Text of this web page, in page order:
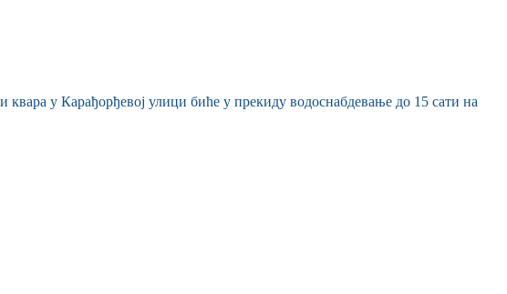
у Карађорђевој улици биће у прекиду водоснабдевање до 15 сати на